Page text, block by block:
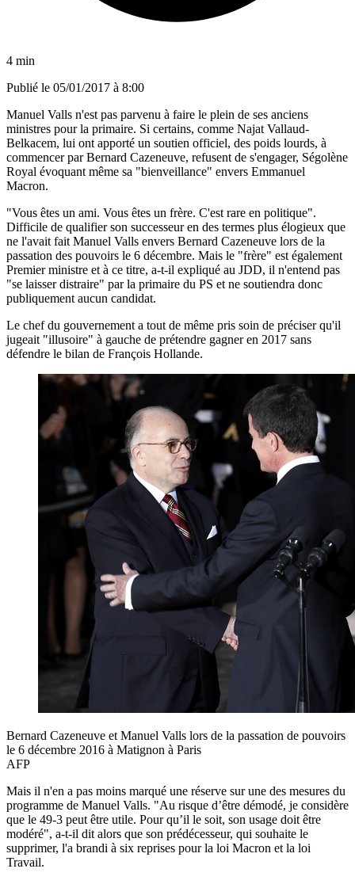
4 min
Publié le 05/01/2017 à 8:00
Manuel Valls n'est pas parvenu à faire le plein de ses anciens
ministres pour la primaire. Si certains, comme Najat Vallaud-
Belkacem, lui ont apporté un soutien officiel, des poids lourds, à
commencer par Bernard Cazeneuve, refusent de s'engager, Ségolène
Royal évoquant même sa "bienveillance" envers Emmanuel
Macron.
"Vous êtes un ami. Vous êtes un frère. C'est rare en politique".
Difficile de qualifier son successeur en des termes plus élogieux que
ne l'avait fait Manuel Valls envers Bernard Cazeneuve lors de la
passation des pouvoirs le 6 décembre. Mais le "frère" est également
Premier ministre et à ce titre, a-t-il expliqué au JDD, il n'entend pas
"se laisser distraire" par la primaire du PS et ne soutiendra donc
publiquement aucun candidat.
Le chef du gouvernement a tout de même pris soin de préciser qu'il
jugeait "illusoire" à gauche de prétendre gagner en 2017 sans
défendre le bilan de François Hollande.
Bernard Cazeneuve et Manuel Valls lors de la passation de pouvoirs
le 6 décembre 2016 à Matignon à Paris
AFP
Mais il n'en a pas moins marqué une réserve sur une des mesures du
programme de Manuel Valls. "Au risque d’être démodé, je considère
que le 49-3 peut être utile. Pour qu’il le soit, son usage doit être
modéré", a-t-il dit alors que son prédécesseur, qui souhaite le
supprimer, l'a brandi à six reprises pour la loi Macron et la loi
Travail.